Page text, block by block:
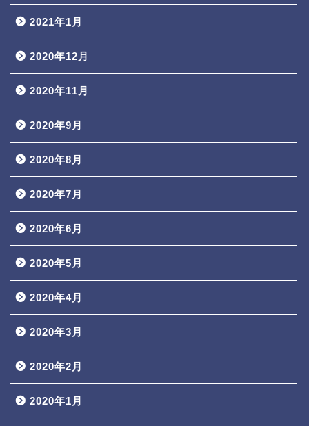
2021年1月
2020年12月
2020年11月
2020年9月
2020年8月
2020年7月
2020年6月
2020年5月
2020年4月
2020年3月
2020年2月
2020年1月